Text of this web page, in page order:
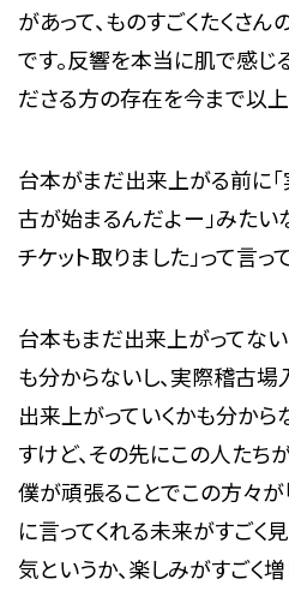
があって、ものすごくたくさ
です。反響を本当に肌で感じ
ださる方の存在を今まで以上
台本がまだ出来上がる前に
古が始まるんだよー」みたい
チケット取りました」って言っ
台本もまだ出来上がってな
も分からないし、実際稽古
出来上がっていくかも分から
すけど、その先にこの人たち
僕が頑張ることでこの方々が
に言ってくれる未来がすごく
気というか、楽しみがすごく